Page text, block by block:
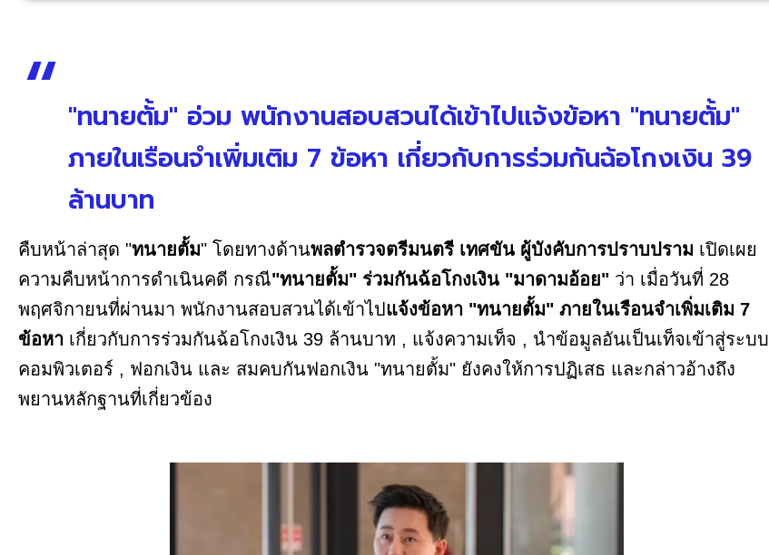
"ทนายตั้ม" อ่วม พนักงานสอบสวนได้เข้าไปแจ้งข้อหา "ทนายตั้ม"
ภายในเรือนจำเพิ่มเติม 7 ข้อหา เกี่ยวกับการร่วมกันฉ้อโกงเงิน 39
ล้านบาท
คืบหน้าล่าสุด "ทนายตั้ม" โดยทางด้านพลตำรวจตรีมนตรี เทศขัน ผู้บังคับการปราบปราม เปิดเผย
ความคืบหน้าการดำเนินคดี กรณี"ทนายตั้ม" ร่วมกันฉ้อโกงเงิน "มาดามอ้อย" ว่า เมื่อวันที่ 28
พฤศจิกายนที่ผ่านมา พนักงานสอบสวนได้เข้าไปแจ้งข้อหา "ทนายตั้ม" ภายในเรือนจำเพิ่มเติม 7
ข้อหา เกี่ยวกับการร่วมกันฉ้อโกงเงิน 39 ล้านบาท , แจ้งความเท็จ , นำข้อมูลอันเป็นเท็จเข้าสู่ระบบ
คอมพิวเตอร์ , ฟอกเงิน และ สมคบกันฟอกเงิน "ทนายตั้ม" ยังคงให้การปฏิเสธ และกล่าวอ้างถึง
พยานหลักฐานที่เกี่ยวข้อง